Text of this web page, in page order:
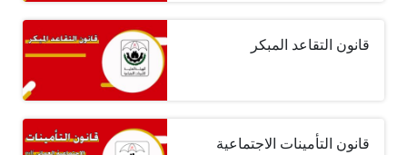
قانون التقاعد المبكر
قانون التأمينات الاجتماعية